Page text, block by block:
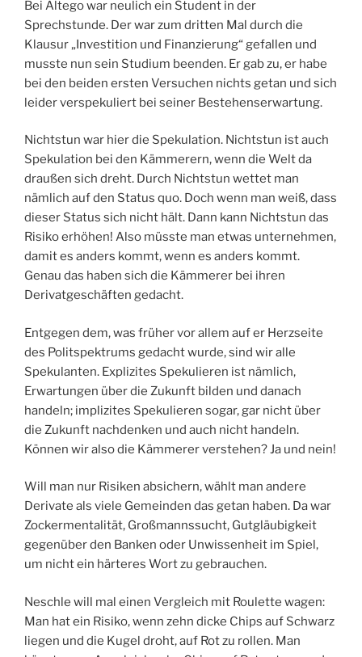
Bei Altego war neulich ein Student in der
Sprechstunde. Der war zum dritten Mal durch die
Klausur „Investition und Finanzierung“ gefallen und
musste nun sein Studium beenden. Er gab zu, er habe
bei den beiden ersten Versuchen nichts getan und sich
leider verspekuliert bei seiner Bestehenserwartung.
Nichtstun war hier die Spekulation. Nichtstun ist auch
Spekulation bei den Kämmerern, wenn die Welt da
draußen sich dreht. Durch Nichtstun wettet man
nämlich auf den Status quo. Doch wenn man weiß, dass
dieser Status sich nicht hält. Dann kann Nichtstun das
Risiko erhöhen! Also müsste man etwas unternehmen,
damit es anders kommt, wenn es anders kommt.
Genau das haben sich die Kämmerer bei ihren
Derivatgeschäften gedacht.
Entgegen dem, was früher vor allem auf er Herzseite
des Politspektrums gedacht wurde, sind wir alle
Spekulanten. Explizites Spekulieren ist nämlich,
Erwartungen über die Zukunft bilden und danach
handeln; implizites Spekulieren sogar, gar nicht über
die Zukunft nachdenken und auch nicht handeln.
Können wir also die Kämmerer verstehen? Ja und nein!
Will man nur Risiken absichern, wählt man andere
Derivate als viele Gemeinden das getan haben. Da war
Zockermentalität, Großmannssucht, Gutgläubigkeit
gegenüber den Banken oder Unwissenheit im Spiel,
um nicht ein härteres Wort zu gebrauchen.
Neschle will mal einen Vergleich mit Roulette wagen:
Man hat ein Risiko, wenn zehn dicke Chips auf Schwarz
liegen und die Kugel droht, auf Rot zu rollen. Man